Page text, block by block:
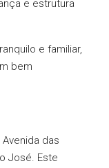
e estrutura
e familiar,
bem
das
José. Este